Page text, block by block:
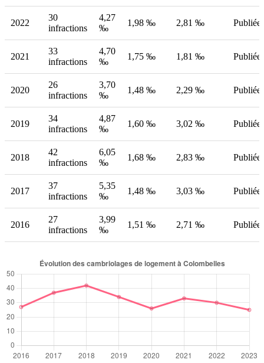
2022
30
infractions
4,27
‰
1,98 ‰ 2,81 ‰ Publiée
2021
33
infractions
4,70
‰
1,75 ‰ 1,81 ‰ Publiée
2020
26
infractions
3,70
‰
1,48 ‰ 2,29 ‰ Publiée
2019
34
infractions
4,87
‰
1,60 ‰ 3,02 ‰ Publiée
2018
42
infractions
6,05
‰
1,68 ‰ 2,83 ‰ Publiée
2017
37
infractions
5,35
‰
1,48 ‰ 3,03 ‰ Publiée
2016
27
infractions
3,99
‰
1,51 ‰ 2,71 ‰ Publiée